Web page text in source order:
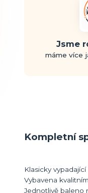
Jsme
máme více
Kompletní
Klasicky
Vybavena
Jednotlivě baleno